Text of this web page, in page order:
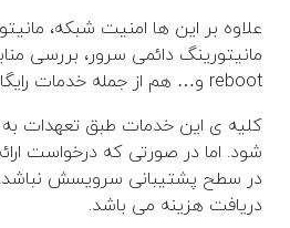
علاوه بر این ها امنیت شبکه،
مانیتورینگ دائمی سرور، بررسی
reboot و… هم از جمله خدمات رایگان به شمار می آید.
کلیه ی این خدمات طبق تعهدات به
شود. اما در صورتی که درخواست
در سطح پشتیبانی سرویسش
دریافت هزینه می باشد.